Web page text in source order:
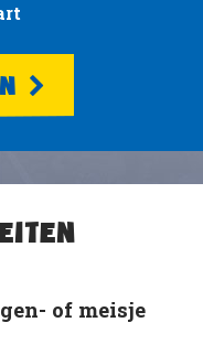
of meisje